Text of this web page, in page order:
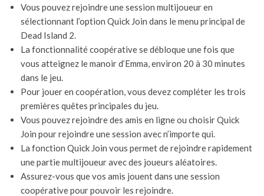
Vous pouvez rejoindre une session multijoueur en
sélectionnant l’option Quick Join dans le menu principal de
Dead Island 2.
La fonctionnalité coopérative se débloque une fois que
vous atteignez le manoir d’Emma, environ 20 à 30 minutes
dans le jeu.
Pour jouer en coopération, vous devez compléter les trois
premières quêtes principales du jeu.
Vous pouvez rejoindre des amis en ligne ou choisir Quick
Join pour rejoindre une session avec n’importe qui.
La fonction Quick Join vous permet de rejoindre rapidement
une partie multijoueur avec des joueurs aléatoires.
Assurez-vous que vos amis jouent dans une session
coopérative pour pouvoir les rejoindre.